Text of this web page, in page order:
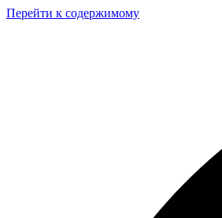
Перейти к содержимому